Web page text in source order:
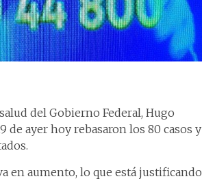
del Gobierno Federal, Hugo
de ayer hoy rebasaron los 80 casos y
en aumento, lo que está justificando